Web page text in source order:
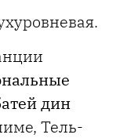
дин
Тель-